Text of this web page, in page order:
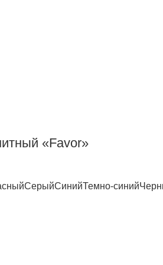
«Favor»
СерыйСинийТемно-синий